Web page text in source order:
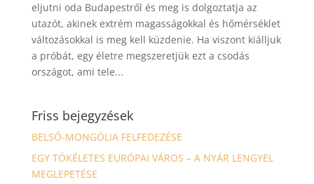
eljutni oda Budapestről és meg is dolgoztatja az
utazót, akinek extrém magasságokkal és hőmérséklet
változásokkal is meg kell küzdenie. Ha viszont kiálljuk
a próbát, egy életre megszeretjük ezt a csodás
országot, ami tele...
Friss bejegyzések
BELSŐ-MONGÓLIA FELFEDEZÉSE
EGY TÖKÉLETES EURÓPAI VÁROS – A NYÁR LENGYEL
MEGLEPETÉSE